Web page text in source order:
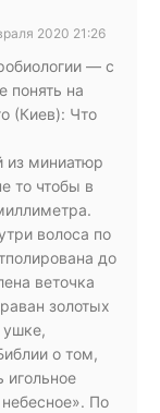
2020 21:26
— с
на
(Киев): Что
из миниатюр
то чтобы в
волоса по
до
веточка
золотых
ушке,
о том,
игольное
По